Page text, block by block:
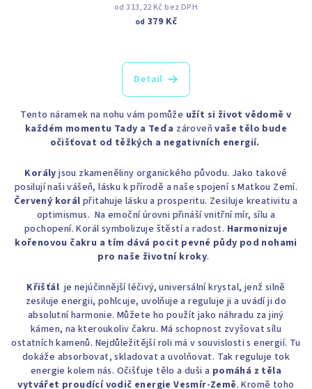
od 313,22 Kč bez DPH
od 379 Kč
Detail
Tento náramek na nohu vám pomůže užít si život vědomě v
každém momentu Tady a Teď a zároveň vaše tělo bude
očišťovat od těžkých a negativních energií.
Korály jsou zkameněliny organického původu. Jako takové
posilují naši vášeň, lásku k přírodě a naše spojení s Matkou Zemí.
Červený korál přitahuje lásku a prosperitu. Zesiluje kreativitu a
optimismus. Na emoční úrovni přináší vnitřní mír, sílu a
pochopení. Korál symbolizuje štěstí a radost. Harmonizuje
kořenovou čakru a tím dává pocit pevné půdy pod nohami
pro naše životní kroky.
Křišťál je nejúčinnější léčivý, universální krystal, jenž silně
zesiluje energii, pohlcuje, uvolňuje a reguluje ji a uvádí ji do
absolutní harmonie. Můžete ho použít jako náhradu za jiný
kámen, na kteroukoliv čakru. Má schopnost zvyšovat sílu
ostatních kamenů. Nejdůležitější roli má v souvislosti s energií. Tu
dokáže absorbovat, skladovat a uvolňovat. Tak reguluje tok
energie kolem nás. Očišťuje tělo a duši a pomáhá z těla
vytvářet proudící vodič energie Vesmír-Země. Kromě toho